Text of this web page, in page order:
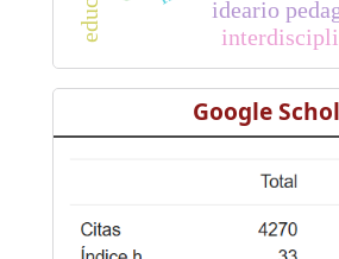
ideario
Google